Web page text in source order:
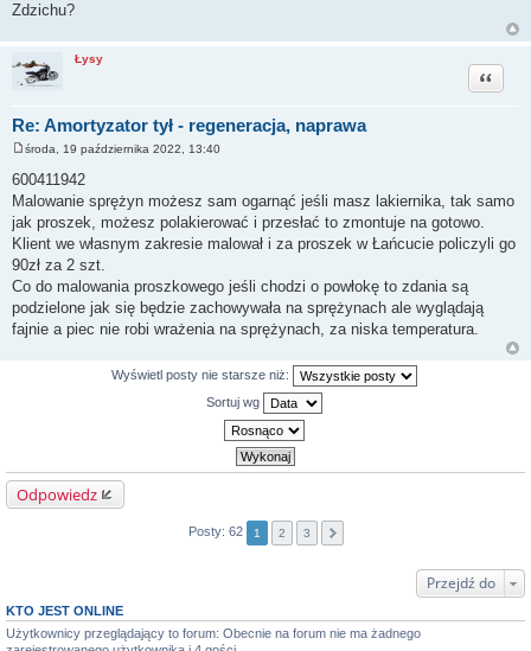
Zdzichu?
Łysy
Re: Amortyzator tył - regeneracja, naprawa
Cytuj
o
s
t
środa, 19 października 2022, 13:40
600411942
Malowanie sprężyn możesz sam ogarnąć jeśli masz lakiernika, tak samo
jak proszek, możesz polakierować i przesłać to zmontuje na gotowo.
Klient we własnym zakresie malował i za proszek w Łańcucie policzyli go
90zł za 2 szt.
Co do malowania proszkowego jeśli chodzi o powłokę to zdania są
podzielone jak się będzie zachowywała na sprężynach ale wyglądają
fajnie a piec nie robi wrażenia na sprężynach, za niska temperatura.
Wyświetl posty nie starsze niż:
Sortuj wg
Odpowiedz
Posty: 62 1 2 3
Przejdź do
KTO JEST ONLINE
Użytkownicy przeglądający to forum: Obecnie na forum nie ma żadnego